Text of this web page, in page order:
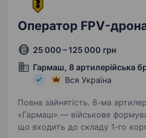
Оператор FPV-
25 000 – 125 000 грн
Гармаш, 8 артилерійська
Вся Україна
Повна зайнятість. 8-ма артилерійська бригада
«Гармаш» — військове
що входить до складу 1-го